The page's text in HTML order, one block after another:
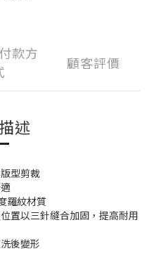
款方
顧客評價
述
型剪裁
羅紋材質
置以三針縫合加固，提高耐用
後變形